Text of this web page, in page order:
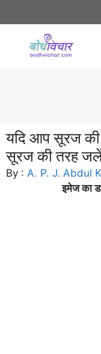
to
यदि आप सूरज की
सूरज की तरह
By : A. P. J. Abdul
इमेज का